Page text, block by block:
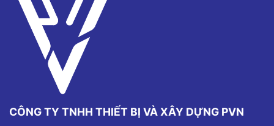
CÔNG TY TNHH THIẾT BỊ VÀ XÂY DỰNG PVN